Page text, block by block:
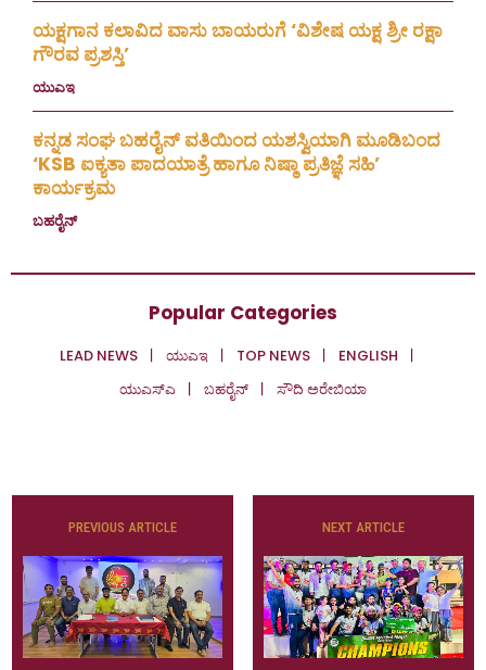
ಯಕ್ಷಗಾನ ಕಲಾವಿದ ವಾಸು ಬಾಯರುಗೆ ‘ವಿಶೇಷ ಯಕ್ಷ ಶ್ರೀ ರಕ್ಷಾ
ಗೌರವ ಪ್ರಶಸ್ತಿ’
ಯುಎಇ
ಕನ್ನಡ ಸಂಘ ಬಹರೈನ್ ವತಿಯಿಂದ ಯಶಸ್ವಿಯಾಗಿ ಮೂಡಿಬಂದ
‘KSB ಐಕ್ಯತಾ ಪಾದಯಾತ್ರೆ ಹಾಗೂ ನಿಷ್ಠಾ ಪ್ರತಿಜ್ಞೆ ಸಹಿ’
ಕಾರ್ಯಕ್ರಮ
ಬಹರೈನ್
Popular Categories
LEAD NEWS ಯುಎಇ TOP NEWS
ENGLISH
ಯುಎಸ್‌ಎ
ಬಹರೈನ್ ಸೌದಿ ಅರೇಬಿಯಾ
PREVIOUS ARTICLE NEXT ARTICLE